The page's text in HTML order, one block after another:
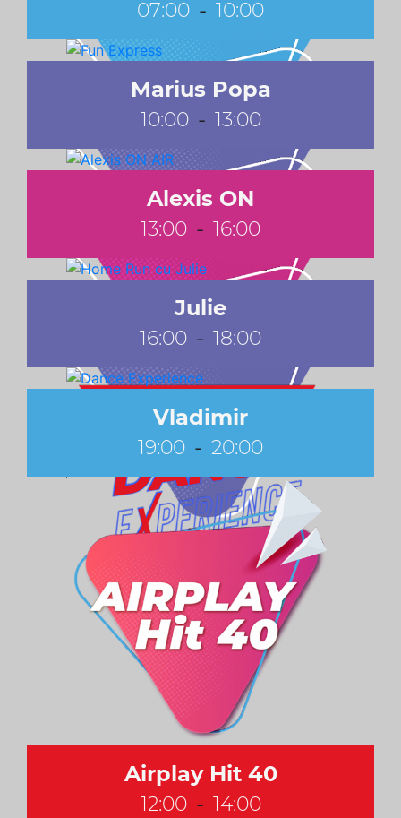
07:00 - 10:00
Marius Popa
10:00 - 13:00
Alexis ON
13:00 - 16:00
Julie
16:00 - 18:00
Vladimir
19:00 - 20:00
Airplay Hit 40
12:00 - 14:00